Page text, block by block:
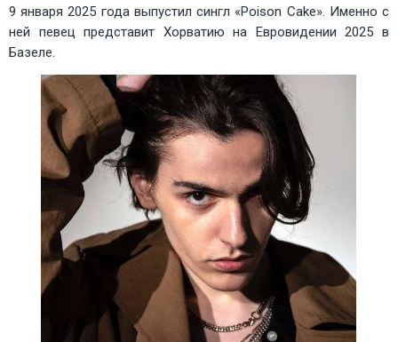
9 января 2025 года выпустил сингл «Poison Cake». Именно с
ней певец представит Хорватию на Евровидении 2025 в
Базеле.